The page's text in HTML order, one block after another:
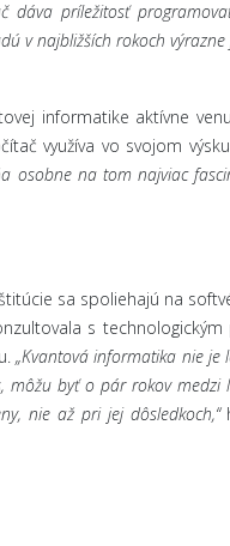
dáva príležitosť
v najbližších rokoch
informatike aktívne
využíva vo svojom
osobne na tom najviac
sa spoliehajú na
s
„Kvantová informatika nie je
môžu byť o pár rokov
nie až pri jej dôsledkoch,“